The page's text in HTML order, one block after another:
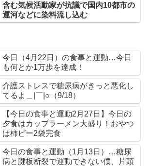
含む気候活動家が抗議で国内10都市の
運河などに染料流し込む
今日（4月22日）の食事と運動…今日
も何とか1万歩を達成！
介護ストレスで糖尿病がきっと悪化し
てるよ＿|￣|○（9/18）
【今日の食事と運動2月27日】今日の
夕食はカップラーメン大盛り！おやつ
は柿ピー2袋完食
今日の食事と運動（1月13日）…糖尿
病と腱板断裂で運動できない僕、片頭